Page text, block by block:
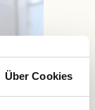
Über Cookies